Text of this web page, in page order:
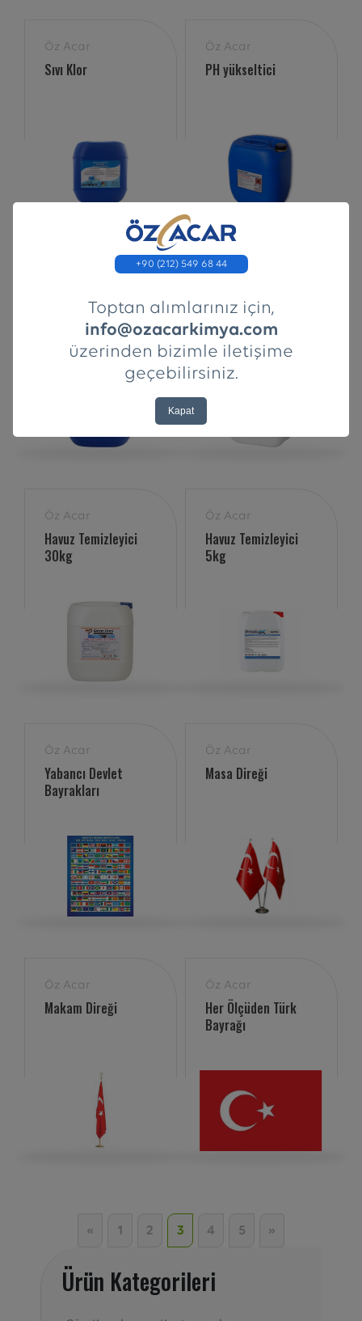
Öz Acar
Sıvı Klor
Öz Acar
PH yükseltici
PH Düşürücü 30kg Mentol Sauna Esansı
Öz Acar
Havuz Temizleyici
30kg
Öz Acar
Havuz Temizleyici
5kg
Öz Acar
Yabancı Devlet
Bayrakları
Öz Acar
Masa Direği
Öz Acar
Makam Direği
Öz Acar
Her Ölçüden Türk
Bayrağı
« Next
1 2 3 4 5 »
Ürün Kategorileri
+90 (212) 549 68 44
Toptan alımlarınız için,
info@ozacarkimya.com
üzerinden bizimle iletişime
geçebilirsiniz.
Kapat